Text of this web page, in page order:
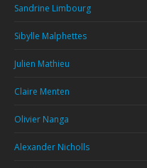
Sandrine Limbourg
Sibylle Malphettes
Julien Mathieu
Claire Menten
Olivier Nanga
Alexander Nicholls